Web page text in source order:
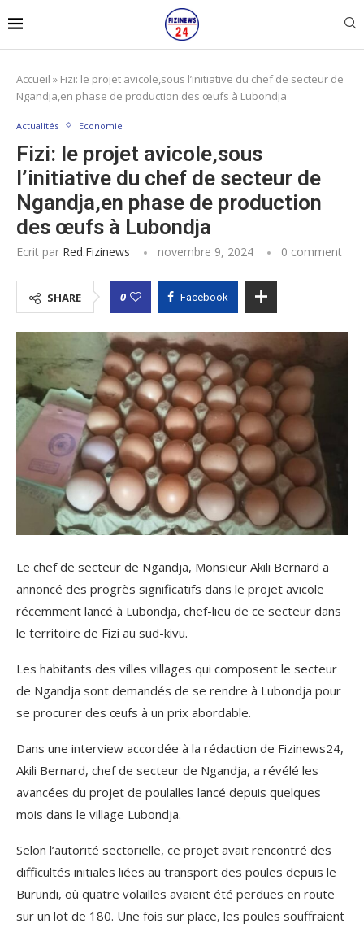
Accueil » Fizi: le projet avicole,sous l’initiative du chef de secteur de
Ngandja,en phase de production des œufs à Lubondja
Actualités Economie
Fizi: le projet avicole,sous
l’initiative du chef de secteur de
Ngandja,en phase de production
des œufs à Lubondja
Ecrit par Red.fizinews novembre 9, 2024 0 comment
SHARE 0 Facebook
Le chef de secteur de Ngandja, Monsieur Akili Bernard a
annoncé des progrès significatifs dans le projet avicole
récemment lancé à Lubondja, chef-lieu de ce secteur dans
le territoire de Fizi au sud-kivu.
Les habitants des villes villages qui composent le secteur
de Ngandja sont demandés de se rendre à Lubondja pour
se procurer des œufs à un prix abordable.
Dans une interview accordée à la rédaction de Fizinews24,
Akili Bernard, chef de secteur de Ngandja, a révélé les
avancées du projet de poulalles lancé depuis quelques
mois dans le village Lubondja.
Selon l’autorité sectorielle, ce projet avait rencontré des
difficultés initiales liées au transport des poules depuis le
Burundi, où quatre volailles avaient été perdues en route
sur un lot de 180. Une fois sur place, les poules souffraient